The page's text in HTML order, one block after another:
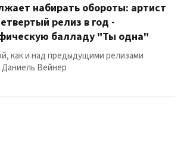
набирать обороты: артист
релиз в год -
балладу "Ты одна"
как и над предыдущими релизами
Даниель Вейнер